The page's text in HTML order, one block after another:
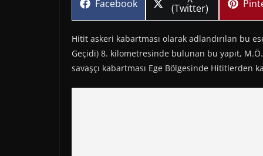
Share
Facebook on
(Twitter)
Hitit askeri kabartması olarak adlandırılan bu
Geçidi) 8. kilometresinde bulunan bu yapıt,
savaşçı kabartması Ege Bölgesinde Hititlerden